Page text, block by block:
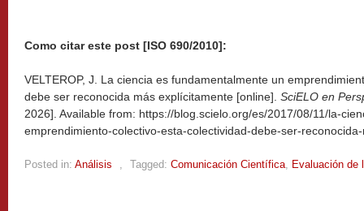
Como citar este post [ISO 690/2010]:
VELTEROP, J. La ciencia es fundamentalmente un
debe ser reconocida más explícitamente [online]. SciELO en
2026]. Available from: https://blog.scielo.org/es/2017/08/11/la-
emprendimiento-colectivo-esta-colectividad-debe-ser-
Posted in: Análisis Tagged: Comunicación Científica Evaluación de